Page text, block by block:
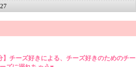
】チーズ好きによる、チーズ好きのためのチー